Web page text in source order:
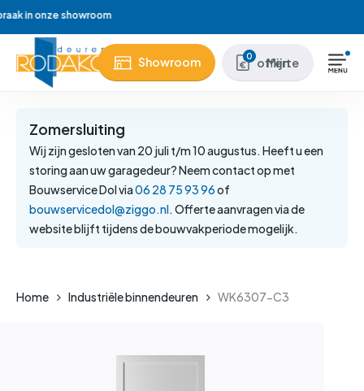
Skip
content
Wij hebben meer dan 37 jaar ervaring
Showroom 0 Mijn offerte
Zomersluiting
Wij zijn gesloten van 20 juli t/m 10 augustus. Heeft u een
storing aan uw garagedeur? Neem contact op met
Bouwservice Dol via06 28 75 93 96of
bouwservicedol@ziggo.nl. Offerte aanvragen via de
website blijft tijdens de bouwvakperiode mogelijk.
Home Industriële binnendeuren WK6307-C3
Close
Menu